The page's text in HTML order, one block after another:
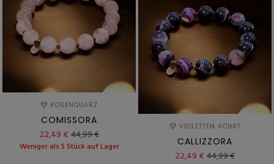
ROSENQUARZ
COMISSORA
22,49 € 44,99 €
Weniger als 5 Stück auf Lager
VIOLETTEN ACHAT
CALLIZZORA
22,49 € 44,99 €